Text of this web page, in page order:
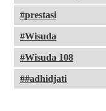
prestasi
Wisuda
Wisuda 108
#adhidjati